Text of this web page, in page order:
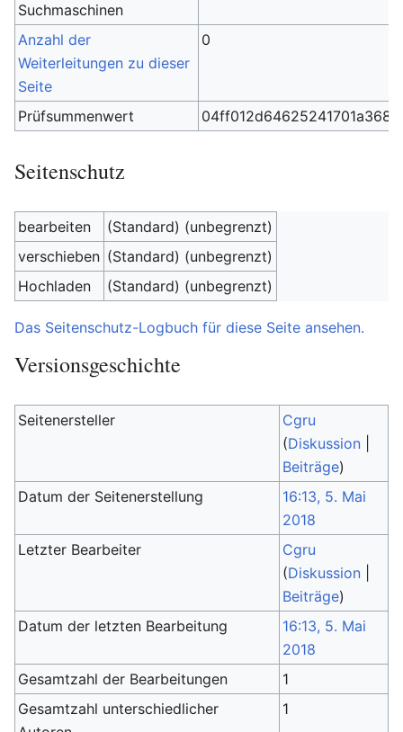
Suchmaschinen
Anzahl der
Weiterleitungen zu dieser
Seite
0
Prüfsummenwert
Seitenschutz
bearbeiten
(Standard) (unbegrenzt)
verschieben (Standard) (unbegrenzt)
Hochladen
(Standard) (unbegrenzt)
Das Seitenschutz-Logbuch für diese Seite ansehen.
Versionsgeschichte
Seitenersteller
Cgru
(Diskussion
Beiträge)
Datum der Seitenerstellung
16:13, 5. Mai
2018
Letzter Bearbeiter
Cgru
(Diskussion
Beiträge)
Datum der letzten Bearbeitung
16:13, 5. Mai
2018
Gesamtzahl der Bearbeitungen
1
Gesamtzahl unterschiedlicher
1